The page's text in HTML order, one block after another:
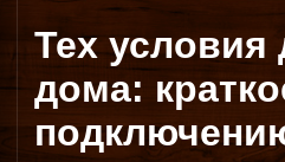
Тех условия
дома: